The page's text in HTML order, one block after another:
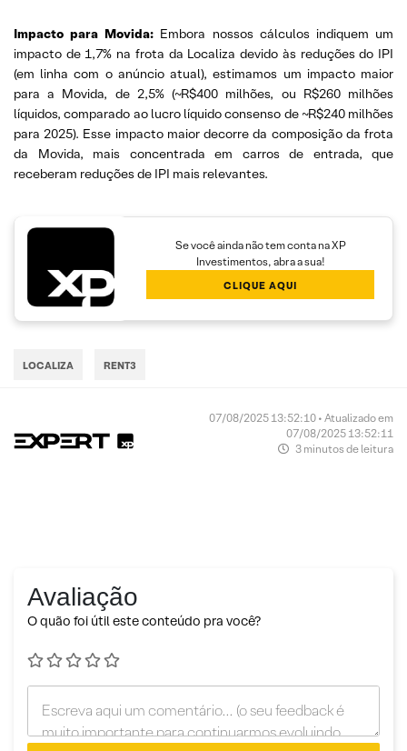
Impacto para Movida: Embora nossos cálculos indiquem um
impacto de 1,7% na frota da Localiza devido às reduções do IPI
(em linha com o anúncio atual), estimamos um impacto maior
para a Movida, de 2,5% (~R$400 milhões, ou R$260 milhões
líquidos, comparado ao lucro líquido consenso de ~R$240 milhões
para 2025). Esse impacto maior decorre da composição da frota
da Movida, mais concentrada em carros de entrada, que
receberam reduções de IPI mais relevantes.
Se você ainda não tem conta na XP
Investimentos, abra a sua!
CLIQUE AQUI
LOCALIZA RENT3
07/08/2025 13:52:10 • Atualizado em
07/08/2025 13:52:11
3 minutos de leitura
Avaliação
O quão foi útil este conteúdo pra você?